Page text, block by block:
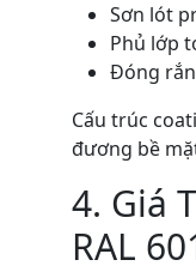
Sơn lót
Phủ lớp
Đóng
Cấu trúc
đương bề
4. Giá
RAL